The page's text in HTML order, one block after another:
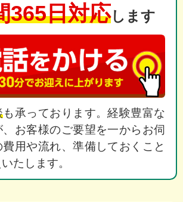
365日対応します
も承っております。経験豊富な
お客様のご要望を一からお伺
用や流れ、準備しておくこと
たします。